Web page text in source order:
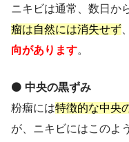
ニキビは通常、数日か
瘤は自然には消失せず
向があります。
⚫ 中央の黒ずみ
粉瘤には特徴的な中央
が、ニキビにはこのよ